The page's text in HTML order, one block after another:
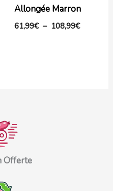
Allongée Marron
61,99€ – 108,99€
Offerte